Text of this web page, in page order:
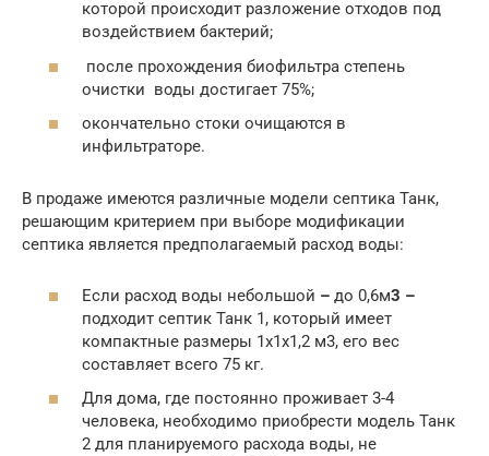
которой происходит разложение отходов под
воздействием бактерий;
после прохождения биофильтра степень
очистки воды достигает 75%;
окончательно стоки очищаются в
инфильтраторе.
В продаже имеются различные модели септика Танк,
решающим критерием при выборе модификации
септика является предполагаемый расход воды:
Если расход воды небольшой – до 0,6м3 –
подходит септик Танк 1, который имеет
компактные размеры 1х1х1,2 м3, его вес
составляет всего 75 кг.
Для дома, где постоянно проживает 3-4
человека, необходимо приобрести модель Танк
2 для планируемого расхода воды, не